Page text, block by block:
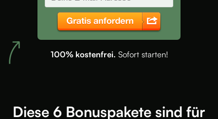
100% kostenfrei. Sofort starten!
Diese 6 Bonuspakete sind für